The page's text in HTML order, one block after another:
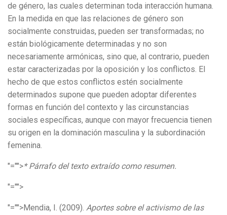
de género, las cuales determinan toda interacción humana.
En la medida en que las relaciones de género son
socialmente construidas, pueden ser transformadas; no
están biológicamente determinadas y no son
necesariamente armónicas, sino que, al contrario, pueden
estar caracterizadas por la oposición y los conflictos. El
hecho de que estos conflictos estén socialmente
determinados supone que pueden adoptar diferentes
formas en función del contexto y las circunstancias
sociales específicas, aunque con mayor frecuencia tienen
su origen en la dominación masculina y la subordinación
femenina.
"="">* Párrafo del texto extraído como resumen.
"="">
"="">Mendia, I. (2009). Aportes sobre el activismo de las